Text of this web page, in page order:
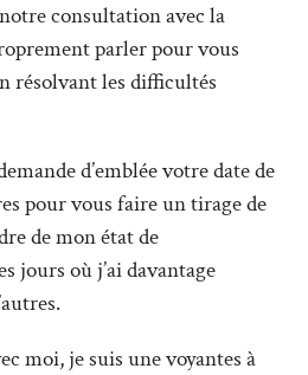
consultation avec la
parler pour vous
résolvant les difficultés
d’emblée votre date de
pour vous faire un tirage de
de mon état de
jours où j’ai davantage
moi, je suis une voyantes à